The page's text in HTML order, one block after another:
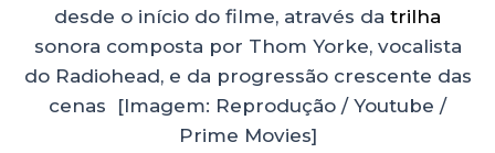
desde o início do filme, através da trilha
sonora composta por Thom Yorke, vocalista
do Radiohead, e da progressão crescente das
cenas [Imagem: Reprodução / Youtube /
Prime Movies]